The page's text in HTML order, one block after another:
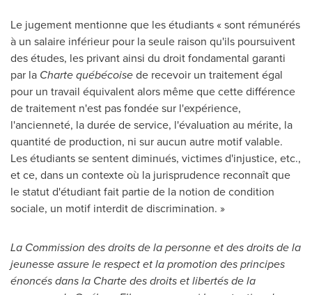
Le jugement mentionne que les étudiants « sont rémunérés
à un salaire inférieur pour la seule raison qu'ils poursuivent
des études, les privant ainsi du droit fondamental garanti
par la Charte québécoisede recevoir un traitement égal
pour un travail équivalent alors même que cette différence
de traitement n'est pas fondée sur l'expérience,
l'ancienneté, la durée de service, l'évaluation au mérite, la
quantité de production, ni sur aucun autre motif valable.
Les étudiants se sentent diminués, victimes d'injustice, etc.,
et ce, dans un contexte où la jurisprudence reconnaît que
le statut d'étudiant fait partie de la notion de condition
sociale, un motif interdit de discrimination. »
La Commission des droits de la personne et des droits de la
jeunesse assure le respect et la promotion des principes
énoncés dans la Charte des droits et libertés de la